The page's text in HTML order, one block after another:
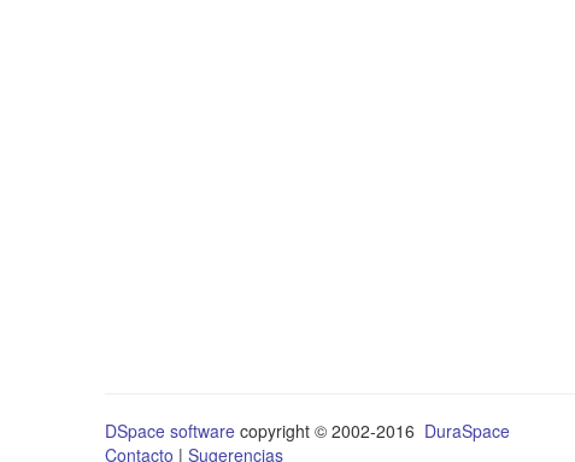
DSpace software copyright © 2002-2016 DuraSpace
Contacto | Sugerencias